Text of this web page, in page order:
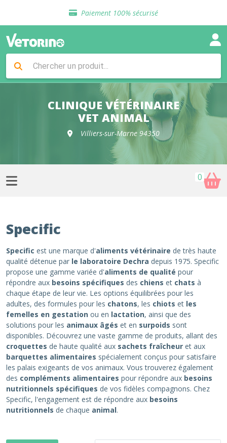
Paiement 100% sécurisé
Livraison gratuite en clinique vétérinaire
Sélection de croquettes vétérinaire
Livraison gratuite en clinique vétérinaire
Retour gratuit en clinique
Sélection de croquettes vétérinaire
CLINIQUE VÉTÉRINAIRE
VET ANIMAL
Villiers-sur-Marne 94350
0
Specific
Specific est une marque d'aliments vétérinaire de très haute
qualité détenue par le laboratoire Dechra depuis 1975. Specific
propose une gamme variée d'aliments de qualité pour
répondre aux besoins spécifiques des chiens et chats à
chaque étape de leur vie. Les options équilibrées pour les
adultes, des formules pour les chatons, les chiots et les
femelles en gestation ou en lactation, ainsi que des
solutions pour les animaux âgés et en surpoids sont
disponibles. Découvrez une vaste gamme de produits, allant des
croquettes de haute qualité aux sachets fraîcheur et aux
barquettes alimentaires spécialement conçus pour satisfaire
les palais exigeants de vos animaux. Vous trouverez également
des compléments alimentaires pour répondre aux besoins
nutritionnels spécifiques de vos fidèles compagnons. Chez
Specific, l'engagement est de répondre aux besoins
nutritionnels de chaque animal.